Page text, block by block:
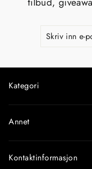
Kategori
Annet
Kontaktinformasjon